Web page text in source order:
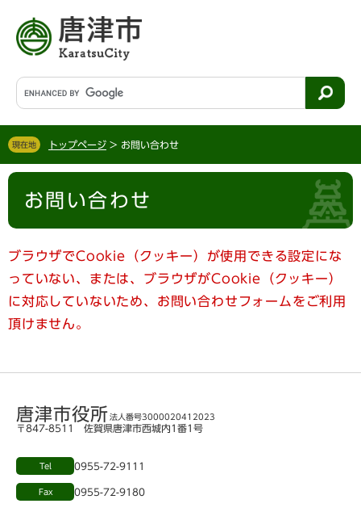
す
。
し
て
文
G
o
g
l
ス
検
現在地 トップページ > お問い合わせ
本
お問い合わせ
ブラウザでCookie（クッキー）が使用できる設定にな
っていない、または、ブラウザがCookie（クッキー）
に対応していないため、お問い合わせフォームをご利用
頂けません。
唐津市役所 法人番号3000020412023
〒847-8511 佐賀県唐津市西城内1番1号
Tel 0955-72-9111
Fax 0955-72-9180